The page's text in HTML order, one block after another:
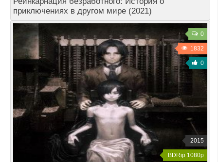
приключениях в другом мире (2021)
0
1832
0
2015
BDRip 1080p